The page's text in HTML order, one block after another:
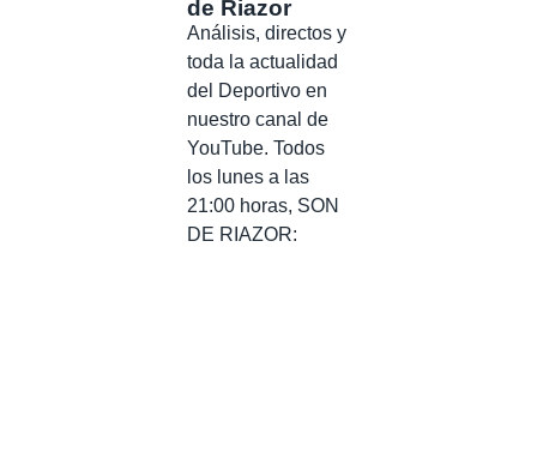
de Riazor
Análisis, directos y
toda la actualidad
del Deportivo en
nuestro canal de
YouTube. Todos
los lunes a las
21:00 horas, SON
DE RIAZOR: